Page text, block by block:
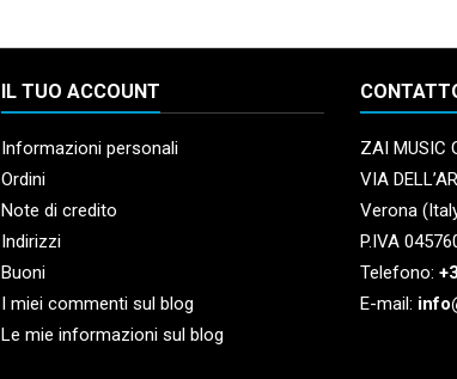
IL TUO ACCOUNT
Informazioni personali
Ordini
Note di credito
Indirizzi
Buoni
I miei commenti sul blog
Le mie informazioni sul blog
ZAI MUSIC
VIA
Verona
P.IVA
Telefono:
E-mail: